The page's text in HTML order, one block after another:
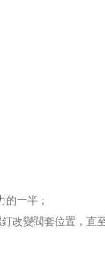
一半；
改變閥套位置，直